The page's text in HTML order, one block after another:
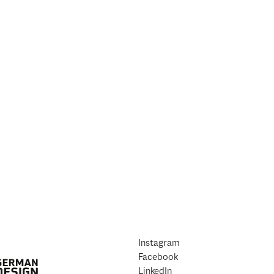
Instagram
Facebook
LinkedIn